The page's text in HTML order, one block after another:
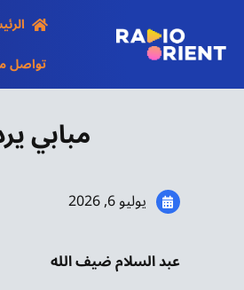
content
تواصل
مبابي
يوليو 6, 2026
عبد السلام ضيف الله